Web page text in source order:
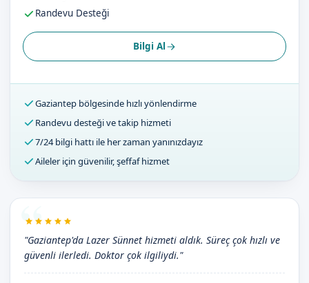
Randevu Desteği
Bilgi Al
Gaziantep bölgesinde hızlı yönlendirme
Randevu desteği ve takip hizmeti
7/24 bilgi hattı ile her zaman yanınızdayız
Aileler için güvenilir, şeffaf hizmet
"Gaziantep'da Lazer Sünnet hizmeti aldık. Süreç çok hızlı ve
güvenli ilerledi. Doktor çok ilgiliydi."